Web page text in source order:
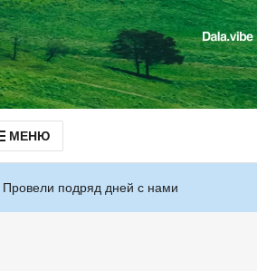
МЕНЮ
Провели подряд дней с нами